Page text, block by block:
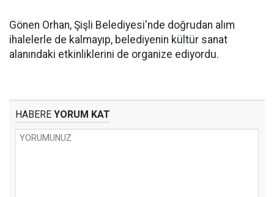
Gönen Orhan, Şişli Belediyesi'nde doğrudan alım
ihalelerle de kalmayıp, belediyenin kültür sanat
alanındaki etkinliklerini de organize ediyordu.
HABERE YORUM KAT